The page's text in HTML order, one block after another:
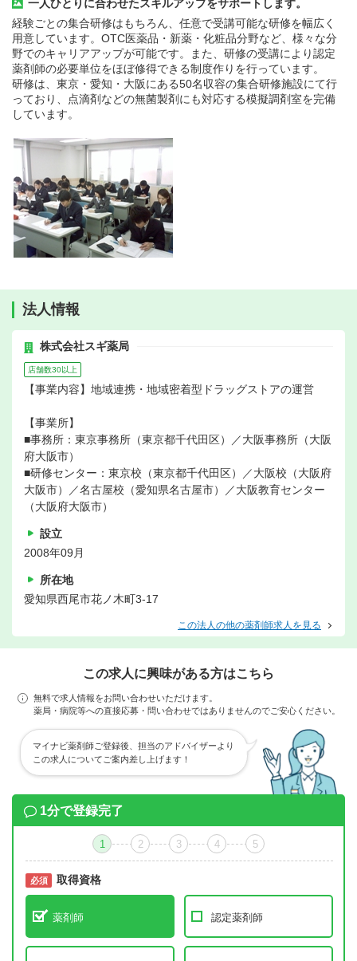
一人ひとりに合わせたスキルアップをサポートします。
経験ごとの集合研修はもちろん、任意で受講可能な研修を幅広く
用意しています。OTC医薬品・新薬・化粧品分野など、様々な分
野でのキャリアアップが可能です。また、研修の受講により認定
薬剤師の必要単位をほぼ修得できる制度作りを行っています。
研修は、東京・愛知・大阪にある50名収容の集合研修施設にて行
っており、点滴剤などの無菌製剤にも対応する模擬調剤室を完備
しています。
法人情報
株式会社スギ薬局
店舗数30以上
【事業内容】地域連携・地域密着型ドラッグストアの運営
【事業所】
■事務所：東京事務所（東京都千代田区）／大阪事務所（大阪
府大阪市）
■研修センター：東京校（東京都千代田区）／大阪校（大阪府
大阪市）／名古屋校（愛知県名古屋市）／大阪教育センター
（大阪府大阪市）
設立
2008年09月
所在地
愛知県西尾市花ノ木町3-17
この法人の他の薬剤師求人を見る
この求人に興味がある方はこちら
無料で求人情報をお問い合わせいただけます。
薬局・病院等への直接応募・問い合わせではありませんのでご安心ください。
マイナビ薬剤師ご登録後、担当のアドバイザーより
この求人についてご案内差し上げます！
1分で登録完了
1 2 3 4 5
必須 取得資格
薬剤師 認定薬剤師